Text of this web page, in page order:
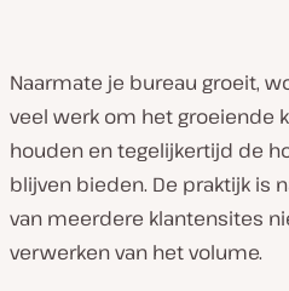
Naarmate je bureau groeit,
veel werk om het groeiende
houden en tegelijkertijd de
blijven bieden. De praktijk is
van meerdere klantensites
verwerken van het volume.